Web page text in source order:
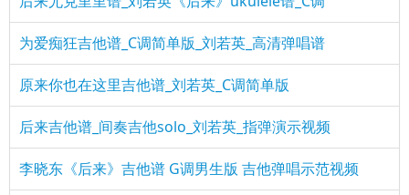
为爱痴狂吉他谱_C调简单版_刘若英_高清弹唱谱
原来你也在这里吉他谱_刘若英_C调简单版
后来吉他谱_间奏吉他solo_刘若英_指弹演示视频
李晓东《后来》吉他谱 G调男生版 吉他弹唱示范视频